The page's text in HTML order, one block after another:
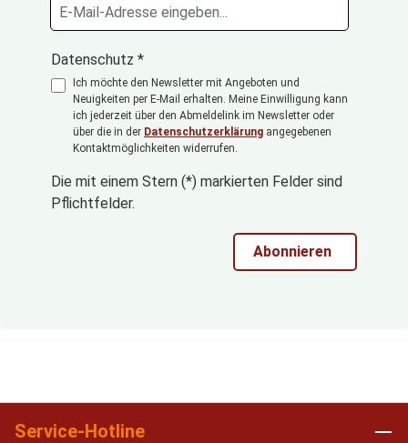
Datenschutz *
Ich möchte den Newsletter mit Angeboten und
Neuigkeiten per E-Mail erhalten. Meine Einwilligung kann
ich jederzeit über den Abmeldelink im Newsletter oder
über die in der Datenschutzerklärung angegebenen
Kontaktmöglichkeiten widerrufen.
Die mit einem Stern (*) markierten Felder sind
Pflichtfelder.
Abonnieren
Service-Hotline